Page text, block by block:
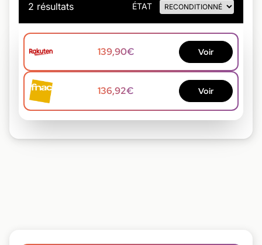
2 résultats ÉTAT
139,90€ Voir
136,92€ Voir